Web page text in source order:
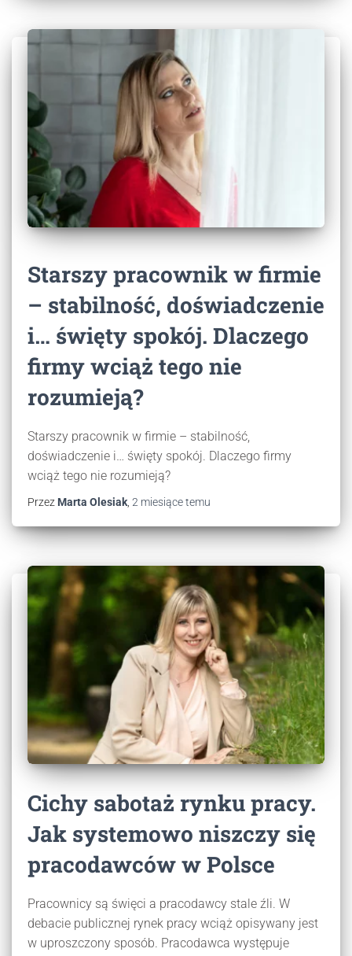
Starszy pracownik w firmie
– stabilność, doświadczenie
i… święty spokój. Dlaczego
firmy wciąż tego nie
rozumieją?
Starszy pracownik w firmie – stabilność,
doświadczenie i… święty spokój. Dlaczego firmy
wciąż tego nie rozumieją?
Przez Marta Olesiak 2 miesiącetemu
Cichy sabotaż rynku pracy.
Jak systemowo niszczy się
pracodawców w Polsce
Pracownicy są święci a pracodawcy stale źli. W
debacie publicznej rynek pracy wciąż opisywany jest
w uproszczony sposób. Pracodawca występuje